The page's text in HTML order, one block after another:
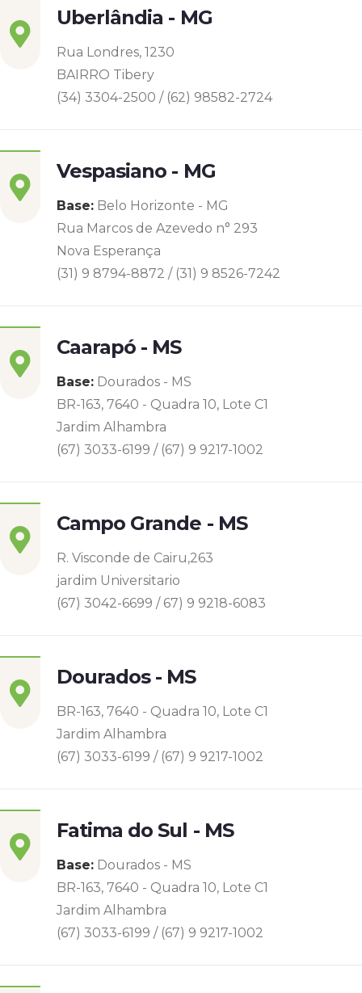
Uberlândia - MG
Rua Londres, 1230
BAIRRO Tibery
(34) 3304-2500 / (62) 98582-2724
Vespasiano - MG
Base: Belo Horizonte - MG
Rua Marcos de Azevedo n° 293
Nova Esperança
(31) 9 8794-8872 / (31) 9 8526-7242
Caarapó - MS
Base: Dourados - MS
BR-163, 7640 - Quadra 10, Lote C1
Jardim Alhambra
(67) 3033-6199 / (67) 9 9217-1002
Campo Grande - MS
R. Visconde de Cairu,263
jardim Universitario
(67) 3042-6699 / 67) 9 9218-6083
Dourados - MS
BR-163, 7640 - Quadra 10, Lote C1
Jardim Alhambra
(67) 3033-6199 / (67) 9 9217-1002
Fatima do Sul - MS
Base: Dourados - MS
BR-163, 7640 - Quadra 10, Lote C1
Jardim Alhambra
(67) 3033-6199 / (67) 9 9217-1002